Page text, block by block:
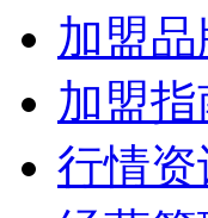
加盟品
加盟指
行情资